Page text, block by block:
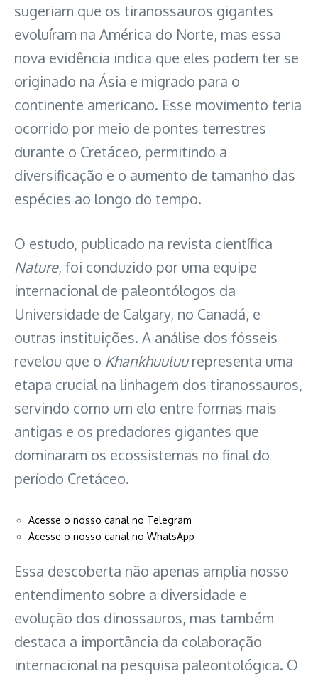
sugeriam que os tiranossauros gigantes
evoluíram na América do Norte, mas essa
nova evidência indica que eles podem ter se
originado na Ásia e migrado para o
continente americano. Esse movimento teria
ocorrido por meio de pontes terrestres
durante o Cretáceo, permitindo a
diversificação e o aumento de tamanho das
espécies ao longo do tempo.
O estudo, publicado na revista científica
Nature, foi conduzido por uma equipe
internacional de paleontólogos da
Universidade de Calgary, no Canadá, e
outras instituições. A análise dos fósseis
revelou que o Khankhuuluurepresenta uma
etapa crucial na linhagem dos tiranossauros,
servindo como um elo entre formas mais
antigas e os predadores gigantes que
dominaram os ecossistemas no final do
período Cretáceo.
Acesse o nosso canal no Telegram
Acesse o nosso canal no WhatsApp
Essa descoberta não apenas amplia nosso
entendimento sobre a diversidade e
evolução dos dinossauros, mas também
destaca a importância da colaboração
internacional na pesquisa paleontológica. O